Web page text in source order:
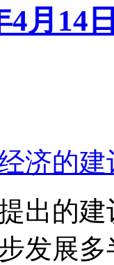
4月14
济的
出的
发展